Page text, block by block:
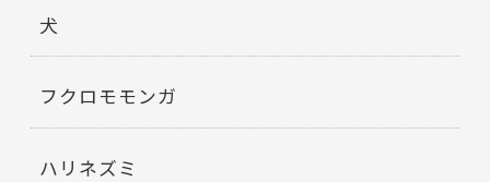
犬
フクロモモンガ
ハリネズミ